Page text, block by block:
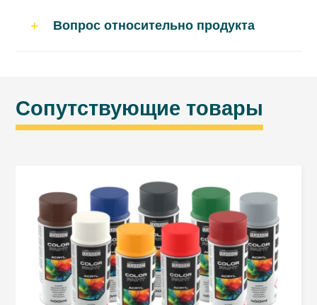
*Время высыхания зависит от температуры,
Подготовка поверхности
Поверхность, предназначенная для
покрытия, должна быть чистой, сухой и
обезжиренной.
Остатки старого ЛКП и ржавчины
Вопрос относительно продукта
Сопутствующие товары